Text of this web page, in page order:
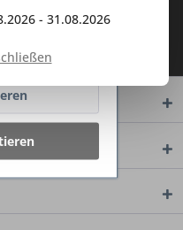
- 31.08.2026